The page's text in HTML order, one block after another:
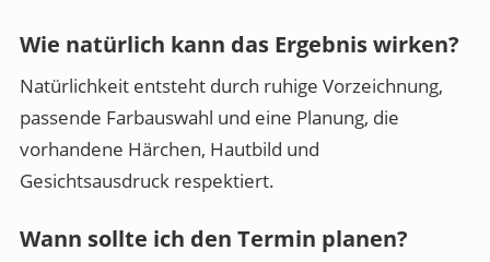
Wie natürlich kann das Ergebnis wirken?
Natürlichkeit entsteht durch ruhige Vorzeichnung,
passende Farbauswahl und eine Planung, die
vorhandene Härchen, Hautbild und
Gesichtsausdruck respektiert.
Wann sollte ich den Termin planen?